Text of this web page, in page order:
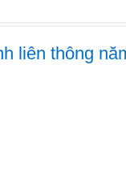
liên thông